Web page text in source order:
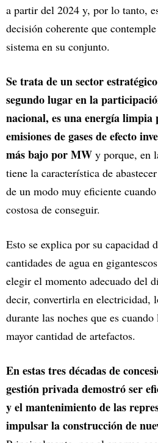
a partir del 2024 y, por lo tanto,
decisión coherente que
sistema en su conjunto.
Se trata de un sector
segundo lugar en la
nacional, es una energía limpia
emisiones de gases de efecto
más bajo por MW y porque, en
tiene la característica de
de un modo muy eficiente
costosa de conseguir.
Esto se explica por su capacidad
cantidades de agua en
elegir el momento adecuado del
decir, convertirla en electricidad,
durante las noches que es
mayor cantidad de artefactos.
En estas tres décadas de
gestión privada demostró ser
y el mantenimiento de las
impulsar la construcción de